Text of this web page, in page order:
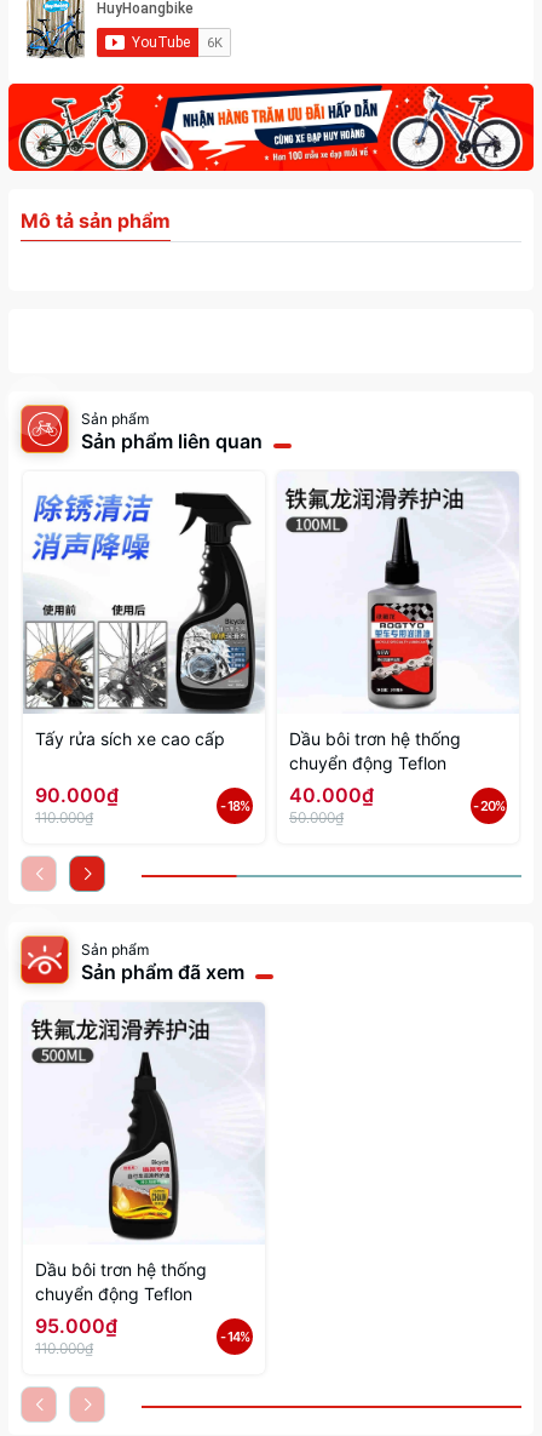
Mô tả sản phẩm
Sản phẩm
Sản phẩm liên quan
Tấy rửa sích xe cao cấp
90.000₫
110.000₫
- 18%
Dầu bôi trơn hệ thống
chuyển động Teflon
40.000₫
50.000₫
- 20%
Sản phẩm
Sản phẩm đã xem
Dầu bôi trơn hệ thống
chuyển động Teflon
95.000₫
110.000₫
- 14%